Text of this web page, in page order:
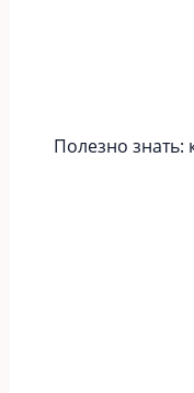
Полезно знать: